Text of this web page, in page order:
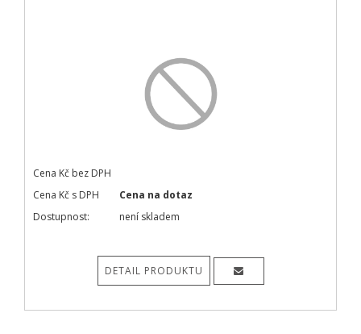
Cena Kč bez DPH
Cena Kč s DPH
Cena na dotaz
Dostupnost:
není skladem
DETAIL PRODUKTU